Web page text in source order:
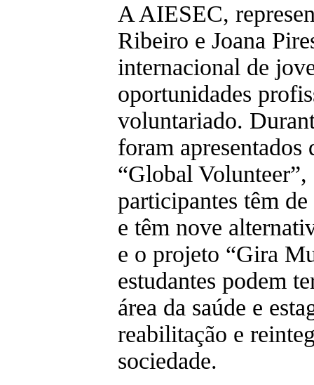
A AIESEC,
Ribeiro e Joana
internacional de
oportunidades
voluntariado.
foram apresentados
“Global Volunteer”,
participantes têm
e têm nove
e o projeto “Gira
estudantes podem
área da saúde e
reabilitação e
sociedade.